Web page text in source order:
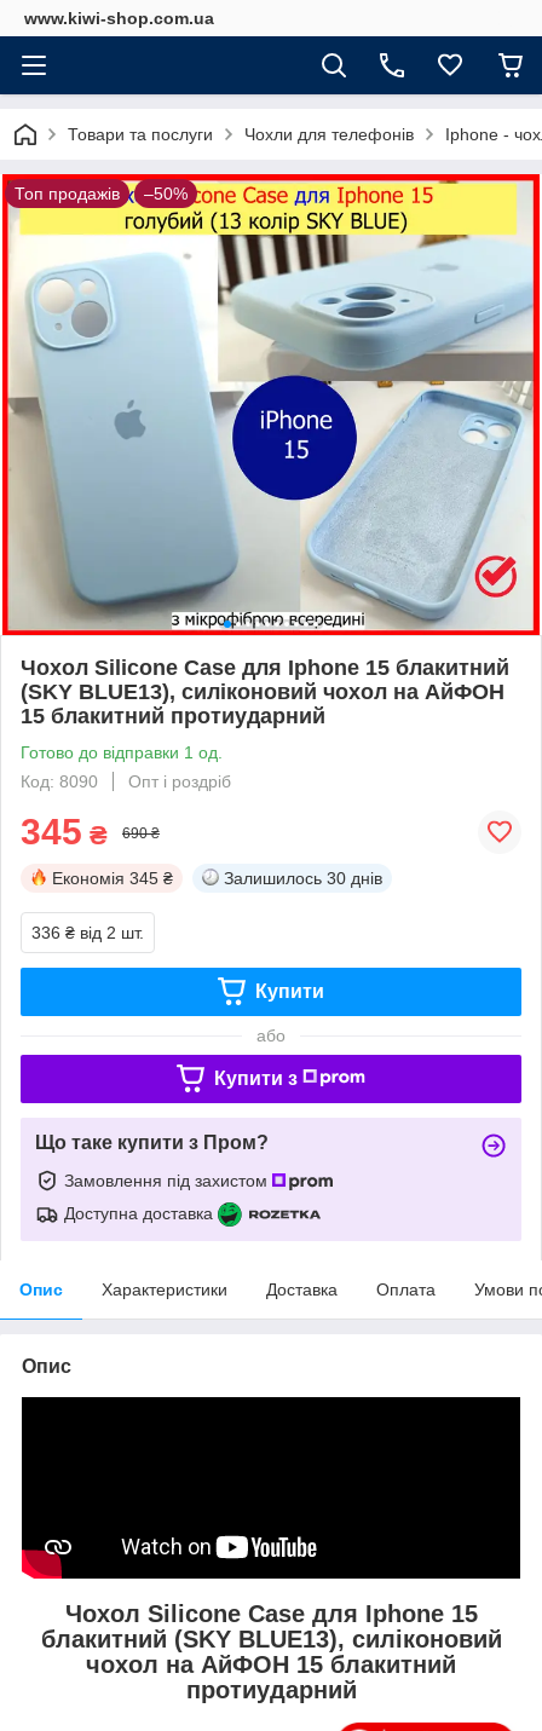
www.kiwi-shop.com.ua
Товари та послуги Чохли для телефонів Iphone -
Топ продажів –50%
Чохол Silicone Case для Iphone 15 блакитний
(SKY BLUE13), силіконовий чохол на АйФОН
15 блакитний протиударний
Готово до відправки 1 од.
Код: 8090
Опт і роздріб
345 ₴ 690 ₴
Економія 345 ₴ Залишилось 30 днів
336 ₴ від 2 шт.
Купити
або
Купити з
Що таке купити з Пром?
Замовлення під захистом
Доступна доставка
Опис Характеристики Доставка Оплата Умови
Опис
Чохол Silicone Case для Iphone 15
блакитний (SKY BLUE13), силіконовий
чохол на АйФОН 15 блакитний
протиударний